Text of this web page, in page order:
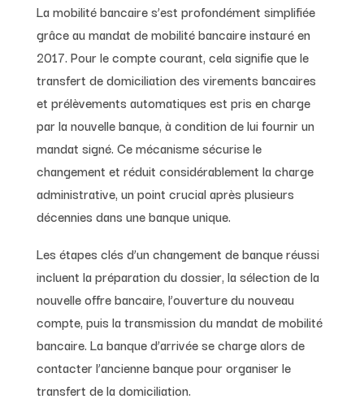
La mobilité bancaire s’est profondément simplifiée
grâce au mandat de mobilité bancaire instauré en
2017. Pour le compte courant, cela signifie que le
transfert de domiciliation des virements bancaires
et prélèvements automatiques est pris en charge
par la nouvelle banque, à condition de lui fournir un
mandat signé. Ce mécanisme sécurise le
changement et réduit considérablement la charge
administrative, un point crucial après plusieurs
décennies dans une banque unique.
Les étapes clés d’un changement de banque réussi
incluent la préparation du dossier, la sélection de la
nouvelle offre bancaire, l’ouverture du nouveau
compte, puis la transmission du mandat de mobilité
bancaire. La banque d’arrivée se charge alors de
contacter l’ancienne banque pour organiser le
transfert de la domiciliation.